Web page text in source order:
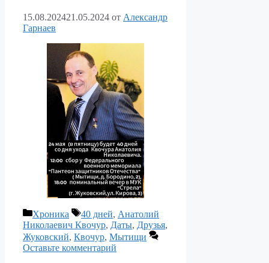
15.08.202421.05.2024 от Александр
Гарнаев
Рубрики
Хроника Метки
40 дней, Анатолий
Николаевич Квочур, Даты, Друзья,
Жуковский, Квочур, Мытищи
Оставьте комментарий